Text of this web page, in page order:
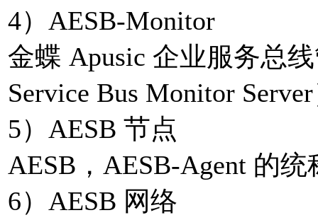
4）AESB-Monitor
金蝶 Apusic 企业服务总
Service Bus Monitor
5）AESB 节点
AESB，AESB-Agent 的统
6）AESB 网络